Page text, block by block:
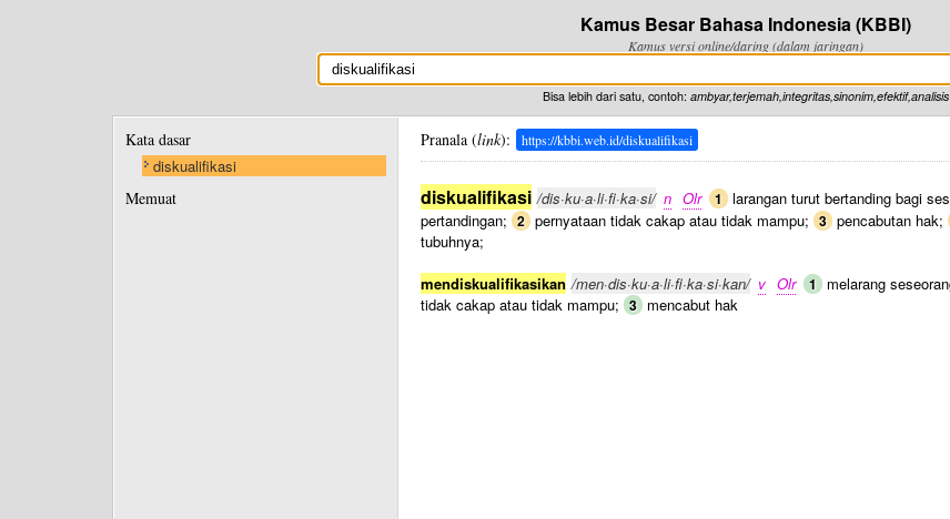
Kamus Besar Bahasa Indonesia (KBBI)
Kamus versi online/daring (dalam jaringan)
Bisa lebih dari satu, contoh: ambyar,terjemah,integritas,sinonim,efektif,analisis
Kata dasar
diskualifikasi
Memuat
Pranala (link): https://kbbi.web.id/diskualifikasi
diskualifikasi /dis·ku·a·li·fi·ka·si/ n Olr 1 larangan turut bertanding bagi
pertandingan; 2 pernyataan tidak cakap atau tidak mampu; 3 pencabutan hak;
tubuhnya;
mendiskualifikasikan /men·dis·ku·a·li·fi·ka·si·kan/ v Olr 1 melarang
tidak cakap atau tidak mampu; 3 mencabut hak